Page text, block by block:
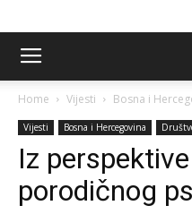
Home Vijesti Bosna i
Vijesti Bosna i Hercegovina
Iz
porodičnog